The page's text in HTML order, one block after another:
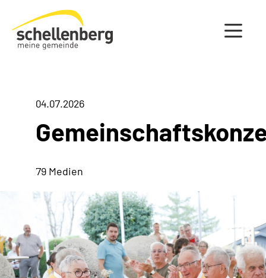
Gemeinde Schellenberg Startseite
04.07.2026
79 Medien